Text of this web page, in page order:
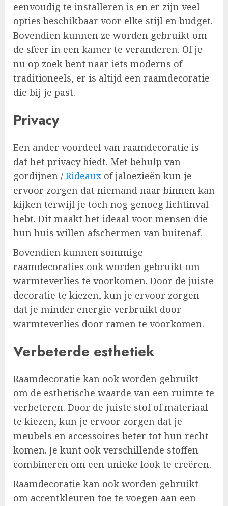
eenvoudig te installeren is en er zijn veel
opties beschikbaar voor elke stijl en budget.
Bovendien kunnen ze worden gebruikt om
de sfeer in een kamer te veranderen. Of je
nu op zoek bent naar iets moderns of
traditioneels, er is altijd een raamdecoratie
die bij je past.
Privacy
Een ander voordeel van raamdecoratie is
dat het privacy biedt. Met behulp van
gordijnen / Rideauxof jaloezieën kun je
ervoor zorgen dat niemand naar binnen kan
kijken terwijl je toch nog genoeg lichtinval
hebt. Dit maakt het ideaal voor mensen die
hun huis willen afschermen van buitenaf.
Bovendien kunnen sommige
raamdecoraties ook worden gebruikt om
warmteverlies te voorkomen. Door de juiste
decoratie te kiezen, kun je ervoor zorgen
dat je minder energie verbruikt door
warmteverlies door ramen te voorkomen.
Verbeterde esthetiek
Raamdecoratie kan ook worden gebruikt
om de esthetische waarde van een ruimte te
verbeteren. Door de juiste stof of materiaal
te kiezen, kun je ervoor zorgen dat je
meubels en accessoires beter tot hun recht
komen. Je kunt ook verschillende stoffen
combineren om een unieke look te creëren.
Raamdecoratie kan ook worden gebruikt
om accentkleuren toe te voegen aan een